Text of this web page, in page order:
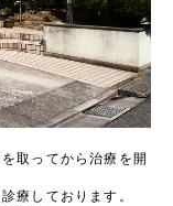
取ってから治療を開
療しております。